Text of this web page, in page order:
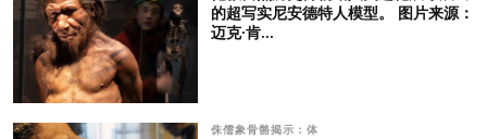
的超写实尼安德特人模型。 图片来源：
迈克·肯...
侏儒象骨骼揭示：体